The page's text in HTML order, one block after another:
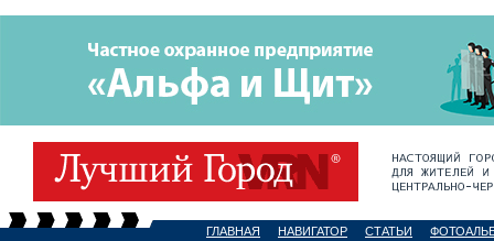
ГЛАВНАЯ НАВИГАТОР СТАТЬИ